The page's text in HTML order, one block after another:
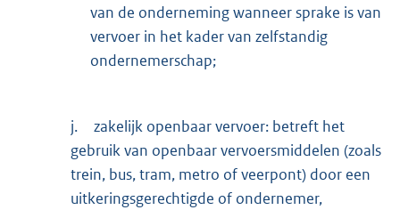
van de onderneming wanneer sprake is van
vervoer in het kader van zelfstandig
ondernemerschap;
j.
zakelijk openbaar vervoer: betreft het
gebruik van openbaar vervoersmiddelen (zoals
trein, bus, tram, metro of veerpont) door een
uitkeringsgerechtigde of ondernemer,